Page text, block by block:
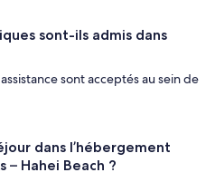
sont-ils admis dans
sont acceptés au sein de
dans l’hébergement
– Hahei Beach ?